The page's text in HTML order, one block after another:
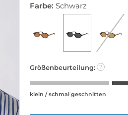
Farbe: Schwarz
Größenbeurteilung: ?
klein / schmal geschnitten